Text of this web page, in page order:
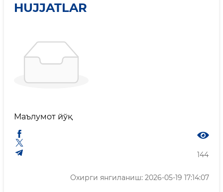
HUJJATLAR
Маълумот йўқ
144
Охирги янгиланиш: 2026-05-19 17:14:07